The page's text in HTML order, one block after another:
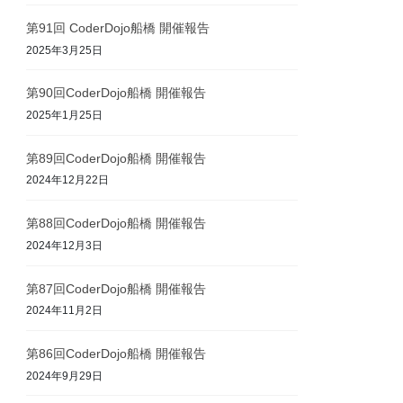
第91回 CoderDojo船橋 開催報告
2025年3月25日
第90回CoderDojo船橋 開催報告
2025年1月25日
第89回CoderDojo船橋 開催報告
2024年12月22日
第88回CoderDojo船橋 開催報告
2024年12月3日
第87回CoderDojo船橋 開催報告
2024年11月2日
第86回CoderDojo船橋 開催報告
2024年9月29日